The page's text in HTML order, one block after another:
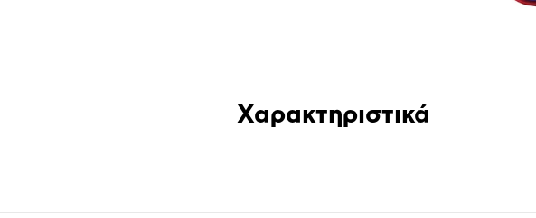
Χαρακτηριστικά